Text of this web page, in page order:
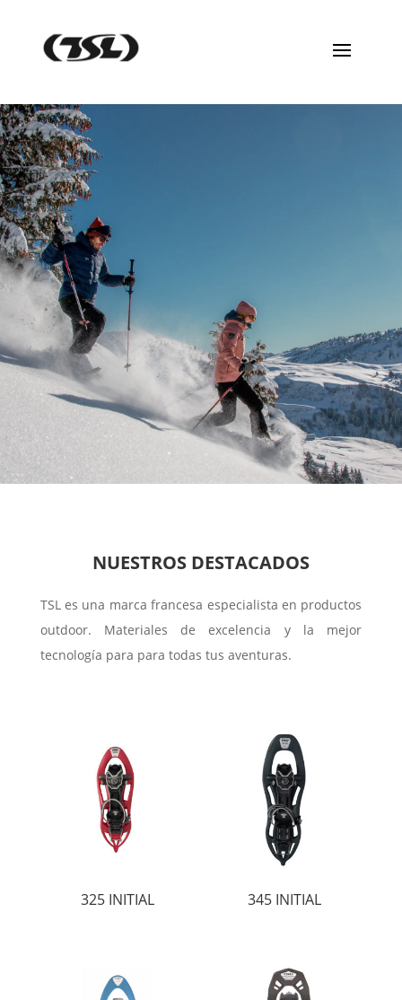
NUESTROS DESTACADOS
TSL es una marca francesa especialista en productos
outdoor. Materiales de excelencia y la mejor
tecnología para para todas tus aventuras.
325 INITIAL 345 INITIAL